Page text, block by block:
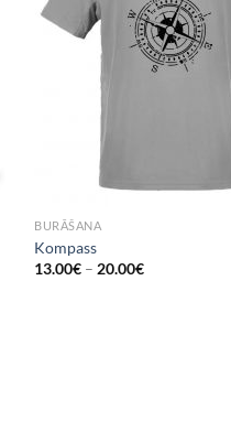
BURĀŠANA
Kompass
13.00€ – 20.00€